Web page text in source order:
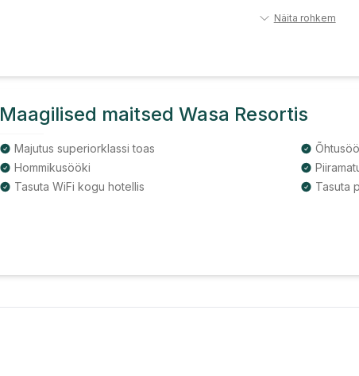
Näita rohkem
Maagilised maitsed Wasa Resortis
Majutus superiorklassi toas
Hommikusööki
Tasuta WiFi kogu hotellis
Tasuta